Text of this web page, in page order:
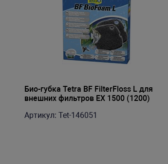
Био-губка Tetra BF FilterFloss L для
внешних фильтров EX 1500 (1200)
Артикул: Tet-146051